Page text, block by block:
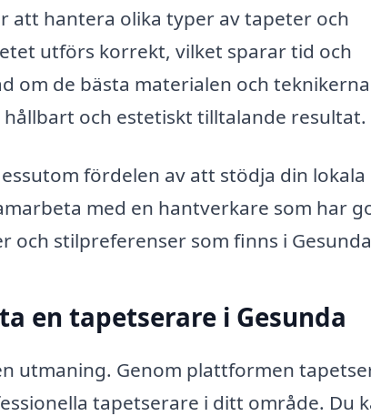
att hantera olika typer av tapeter och
utförs korrekt, vilket sparar tid och
om de bästa materialen och
och estetiskt tilltalande resultat.
fördelen av att stödja din lokala
med en hantverkare som har
stilpreferenser som finns i
en tapetserare i Gesunda
utmaning. Genom plattformen
tapetserare i ditt område. Du